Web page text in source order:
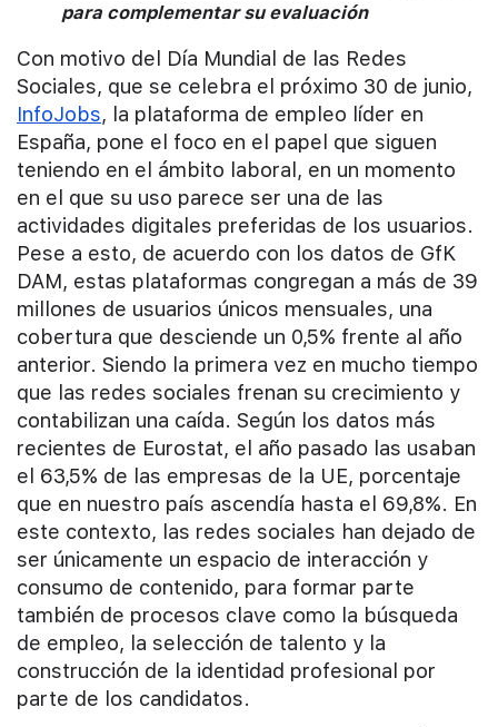
para complementar su evaluación
Con motivo del Día Mundial de las Redes
Sociales, que se celebra el próximo 30 de junio,
InfoJobs, la plataforma de empleo líder en
España, pone el foco en el papel que siguen
teniendo en el ámbito laboral, en un momento
en el que su uso parece ser una de las
actividades digitales preferidas de los usuarios.
Pese a esto, de acuerdo con los datos de GfK
DAM, estas plataformas congregan a más de 39
millones de usuarios únicos mensuales, una
cobertura que desciende un 0,5% frente al año
anterior. Siendo la primera vez en mucho tiempo
que las redes sociales frenan su crecimiento y
contabilizan una caída. Según los datos más
recientes de Eurostat, el año pasado las usaban
el 63,5% de las empresas de la UE, porcentaje
que en nuestro país ascendía hasta el 69,8%. En
este contexto, las redes sociales han dejado de
ser únicamente un espacio de interacción y
consumo de contenido, para formar parte
también de procesos clave como la búsqueda
de empleo, la selección de talento y la
construcción de la identidad profesional por
parte de los candidatos.